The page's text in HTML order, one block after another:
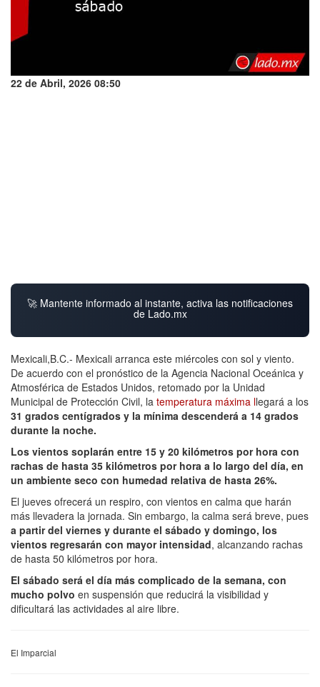
22 de Abril, 2026 08:50
🚀 Mantente informado al instante, activa las notificaciones
de Lado.mx
Mexicali,B.C.- Mexicali arranca este miércoles con sol y viento.
De acuerdo con el pronóstico de la Agencia Nacional Oceánica y
Atmosférica de Estados Unidos, retomado por la Unidad
Municipal de Protección Civil, la temperatura máxima llegará a los
31 grados centígrados y la mínima descenderá a 14 grados
durante la noche.
Los vientos soplarán entre 15 y 20 kilómetros por hora con
rachas de hasta 35 kilómetros por hora a lo largo del día, en
un ambiente seco con humedad relativa de hasta 26%.
El jueves ofrecerá un respiro, con vientos en calma que harán
más llevadera la jornada. Sin embargo, la calma será breve, pues
a partir del viernes y durante el sábado y domingo, los
vientos regresarán con mayor intensidad, alcanzando rachas
de hasta 50 kilómetros por hora.
El sábado será el día más complicado de la semana, con
mucho polvo en suspensión que reducirá la visibilidad y
dificultará las actividades al aire libre.
El Imparcial